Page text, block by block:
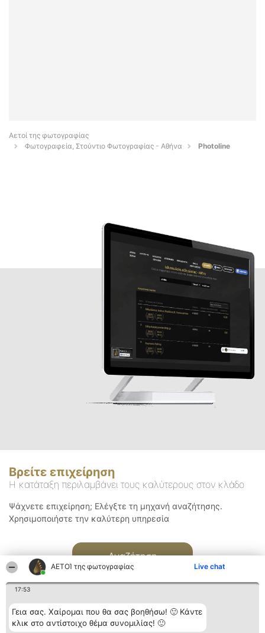
ΑΕΤΟΊ της φωτογραφίας Live chat
17:53
Γεια σας. Χαίρομαι που θα σας βοηθήσω! 🙂 Κάντε
κλικ στο αντίστοιχο θέμα συνομιλίας! 🙂
Αετοί της φωτογραφίας
Φωτογραφεία, Στούντιο Φωτογραφίας - Αθήνα
Photoline
Βρείτε επιχείρηση
Η κατάταξη περιλαμβάνει τους καλύτερους στον κλάδο
Ψάχνετε επιχείρηση; Ελέγξτε τη μηχανή αναζήτησης.
Χρησιμοποιήστε την καλύτερη υπηρεσία
Αναζήτηση